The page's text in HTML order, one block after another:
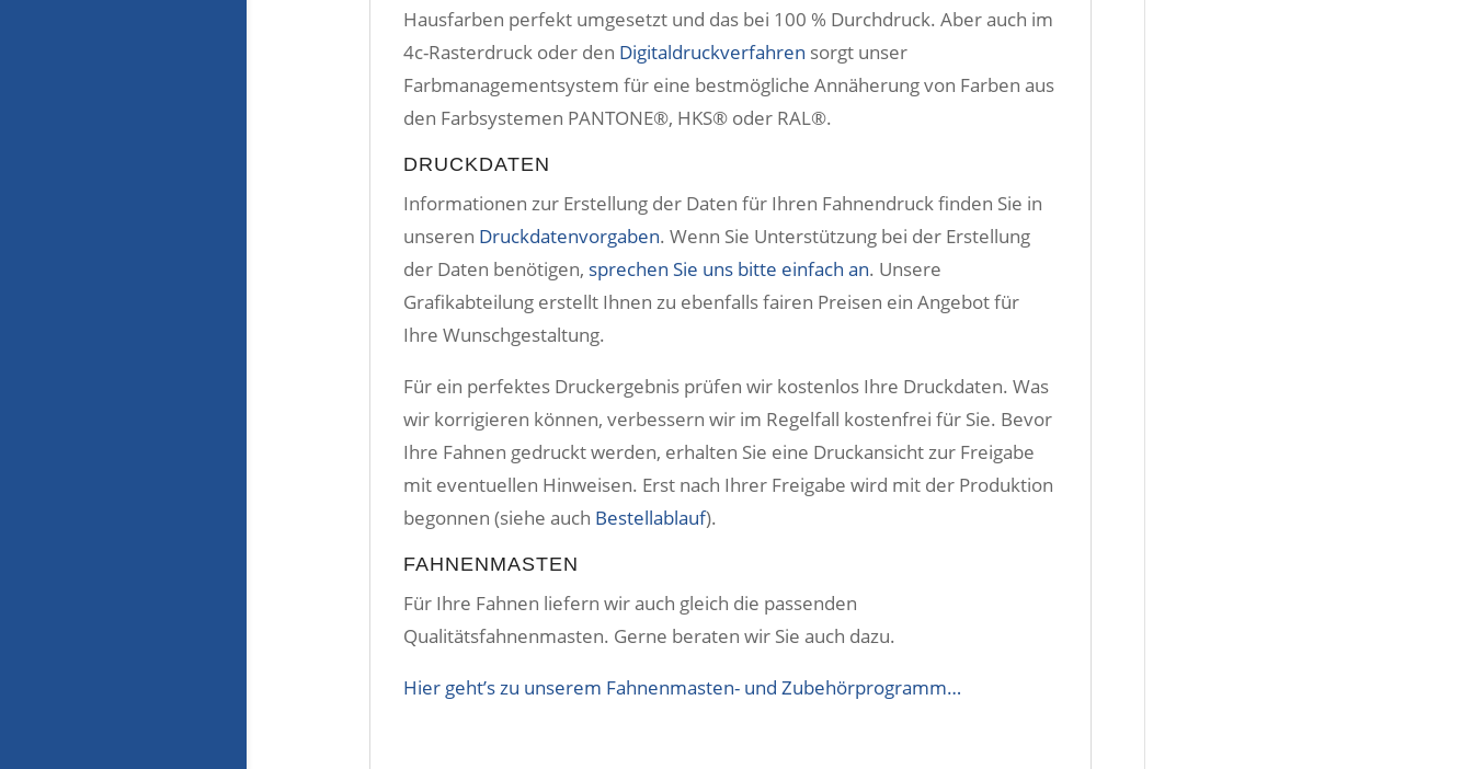
Hausfarben perfekt umgesetzt und das bei 100 % Durchdruck. Aber auch im
4c-Rasterdruck oder den Digitaldruckverfahren sorgt unser
Farbmanagementsystem für eine bestmögliche Annäherung von Farben aus
den Farbsystemen PANTONE®, HKS® oder RAL®.
DRUCKDATEN
Informationen zur Erstellung der Daten für Ihren Fahnendruck finden Sie in
unseren Druckdatenvorgaben. Wenn Sie Unterstützung bei der Erstellung
der Daten benötigen, sprechen Sie uns bitte einfach an. Unsere
Grafikabteilung erstellt Ihnen zu ebenfalls fairen Preisen ein Angebot für
Ihre Wunschgestaltung.
Für ein perfektes Druckergebnis prüfen wir kostenlos Ihre Druckdaten. Was
wir korrigieren können, verbessern wir im Regelfall kostenfrei für Sie. Bevor
Ihre Fahnen gedruckt werden, erhalten Sie eine Druckansicht zur Freigabe
mit eventuellen Hinweisen. Erst nach Ihrer Freigabe wird mit der Produktion
begonnen (siehe auch Bestellablauf).
FAHNENMASTEN
Für Ihre Fahnen liefern wir auch gleich die passenden
Qualitätsfahnenmasten. Gerne beraten wir Sie auch dazu.
Hier geht’s zu unserem Fahnenmasten- und Zubehörprogramm…